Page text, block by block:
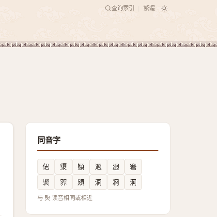
查询索引 繁體
同音字
侰 澃 顈 䢛 㢠
窘
褧
臩 熲 浻 㓏 泂
与 煚 读音相同或相近